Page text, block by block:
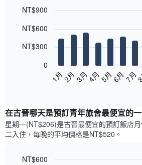
chart
12
顯
示
每
個
的
graphic.
1月2月3月4月5月6月7月
0
NT$300
NT$600
NT$900
在古晉哪天是預訂青年旅舍最便宜的
星期一(NT$206)是古晉​最便宜的預訂飯店
二​入住，每晚的平均價格是NT$520​​。
NT$600